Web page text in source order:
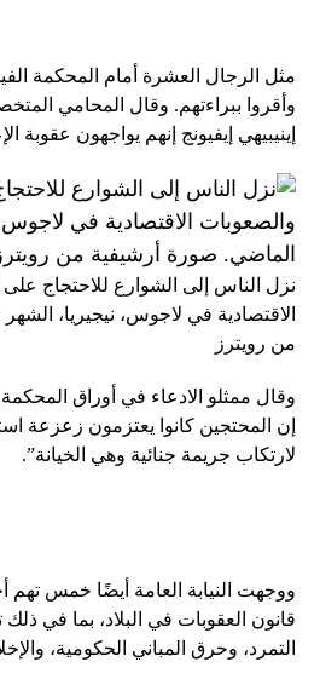
مثل الرجال العشرة أمام المحكمة
وأقروا ببراءتهم. وقال المحامي
إينيبيهي إيفيونج إنهم يواجهون عقوبة
نزل الناس إلى الشوارع للاحتجاج على
الاقتصادية في لاجوس، نيجيريا،
من رويترز
وقال ممثلو الادعاء في أوراق
إن المحتجين كانوا يعتزمون زعزعة
لارتكاب جريمة جنائية وهي الخيانة”.
ووجهت النيابة العامة أيضًا خمس
قانون العقوبات في البلاد، بما في
التمرد، وحرق المباني الحكومية،